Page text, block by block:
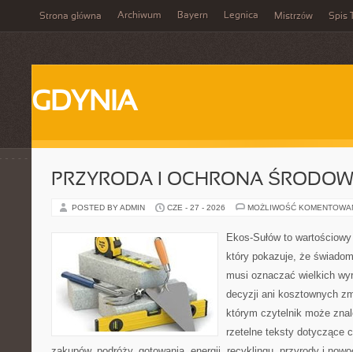
Strona główna Archiwum Bayern Legnica Mistrzów Spis
GDYNIA
PRZYRODA I OCHRONA
POSTED BY ADMIN CZE - 27 - 2026 MOŻLIWOŚĆ
Ekos-Sułów to
który pokazuje, że
musi oznaczać wielkich
decyzji ani kosztownych
którym czytelnik może
rzetelne teksty dotyczące